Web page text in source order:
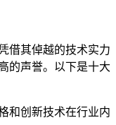
借其倬越的技术实力
的声誉。以下是十大
和创新技术在行业内